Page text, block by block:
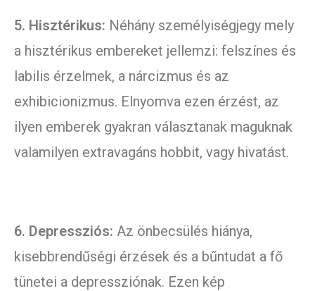
5. Hisztérikus: Néhány személyiségjegy mely
a hisztérikus embereket jellemzi: felszínes és
labilis érzelmek, a nárcizmus és az
exhibicionizmus. Elnyomva ezen érzést, az
ilyen emberek gyakran választanak maguknak
valamilyen extravagáns hobbit, vagy hivatást.
6. Depressziós: Az önbecsülés hiánya,
kisebbrendűségi érzések és a bűntudat a fő
tünetei a depressziónak. Ezen kép